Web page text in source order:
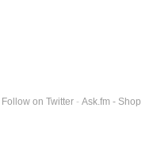
Follow on Twitter - Ask.fm - Shop